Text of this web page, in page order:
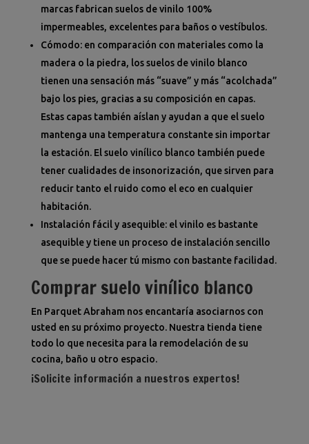
marcas fabrican suelos de vinilo 100%
impermeables, excelentes para baños o vestíbulos.
Cómodo: en comparación con materiales como la
madera o la piedra, los suelos de vinilo blanco
tienen una sensación más “suave” y más “acolchada”
bajo los pies, gracias a su composición en capas.
Estas capas también aíslan y ayudan a que el suelo
mantenga una temperatura constante sin importar
la estación. El suelo vinílico blanco también puede
tener cualidades de insonorización, que sirven para
reducir tanto el ruido como el eco en cualquier
habitación.
Instalación fácil y asequible: el vinilo es bastante
asequible y tiene un proceso de instalación sencillo
que se puede hacer tú mismo con bastante facilidad.
Comprar suelo vinílico blanco
En Parquet Abraham nos encantaría asociarnos con
usted en su próximo proyecto. Nuestra tienda tiene
todo lo que necesita para la remodelación de su
cocina, baño u otro espacio.
¡Solicite información a nuestros expertos!